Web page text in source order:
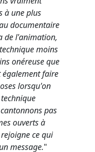
à une plus
documentaire
de l'animation,
moins
onéreuse que
faire
lorsqu'on
pas
ouverts à
ce qui
message."